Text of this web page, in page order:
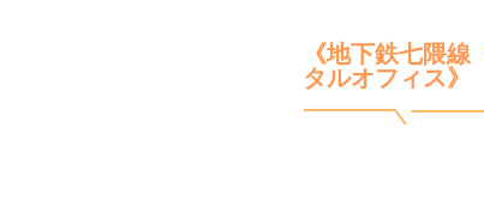
《地下鉄七隈線
タルオフィス》